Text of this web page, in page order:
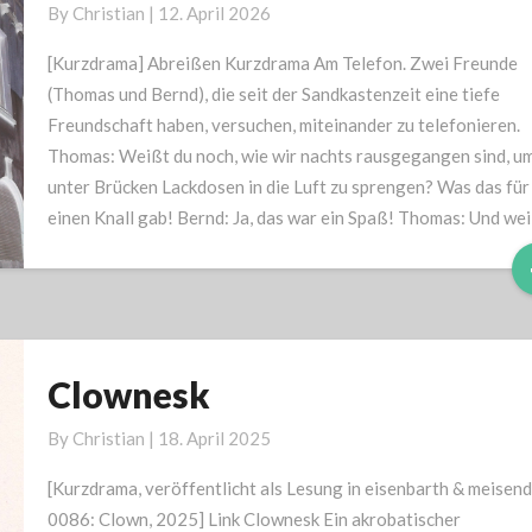
By Christian | 12. April 2026
[Kurzdrama] Abreißen Kurzdrama Am Telefon. Zwei Freunde
(Thomas und Bernd), die seit der Sandkastenzeit eine tiefe
Freundschaft haben, versuchen, miteinander zu telefonieren.
Thomas: Weißt du noch, wie wir nachts rausgegangen sind,
unter Brücken Lackdosen in die Luft zu sprengen? Was das für
einen Knall gab! Bernd: Ja, das war ein Spaß! Thomas: Und
Clownesk
Clownesk
By Christian | 18. April 2025
[Kurzdrama, veröffentlicht als Lesung in eisenbarth &
0086: Clown, 2025] Link Clownesk Ein akrobatischer